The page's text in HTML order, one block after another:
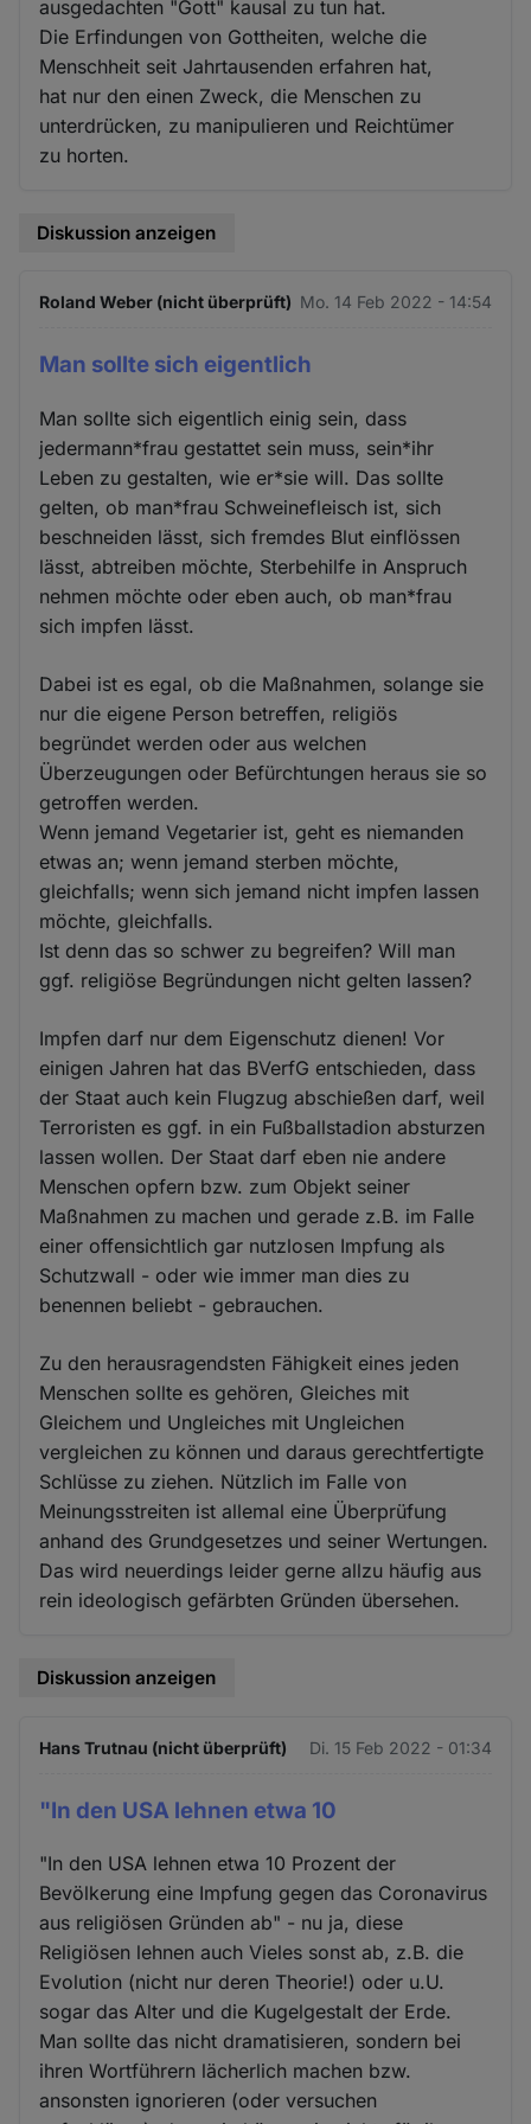
ausgedachten "Gott" kausal zu tun hat.
Die Erfindungen von Gottheiten, welche die
Menschheit seit Jahrtausenden erfahren hat,
hat nur den einen Zweck, die Menschen zu
unterdrücken, zu manipulieren und Reichtümer
zu horten.
Diskussion anzeigen
Roland Weber (nicht überprüft) Mo. 14 Feb 2022 - 14:54
Man sollte sich eigentlich
Man sollte sich eigentlich einig sein, dass
jedermann*frau gestattet sein muss, sein*ihr
Leben zu gestalten, wie er*sie will. Das sollte
gelten, ob man*frau Schweinefleisch ist, sich
beschneiden lässt, sich fremdes Blut einflössen
lässt, abtreiben möchte, Sterbehilfe in Anspruch
nehmen möchte oder eben auch, ob man*frau
sich impfen lässt.
Dabei ist es egal, ob die Maßnahmen, solange sie
nur die eigene Person betreffen, religiös
begründet werden oder aus welchen
Überzeugungen oder Befürchtungen heraus sie so
getroffen werden.
Wenn jemand Vegetarier ist, geht es niemanden
etwas an; wenn jemand sterben möchte,
gleichfalls; wenn sich jemand nicht impfen lassen
möchte, gleichfalls.
Ist denn das so schwer zu begreifen? Will man
ggf. religiöse Begründungen nicht gelten lassen?
Impfen darf nur dem Eigenschutz dienen! Vor
einigen Jahren hat das BVerfG entschieden, dass
der Staat auch kein Flugzug abschießen darf, weil
Terroristen es ggf. in ein Fußballstadion absturzen
lassen wollen. Der Staat darf eben nie andere
Menschen opfern bzw. zum Objekt seiner
Maßnahmen zu machen und gerade z.B. im Falle
einer offensichtlich gar nutzlosen Impfung als
Schutzwall - oder wie immer man dies zu
benennen beliebt - gebrauchen.
Zu den herausragendsten Fähigkeit eines jeden
Menschen sollte es gehören, Gleiches mit
Gleichem und Ungleiches mit Ungleichen
vergleichen zu können und daraus gerechtfertigte
Schlüsse zu ziehen. Nützlich im Falle von
Meinungsstreiten ist allemal eine Überprüfung
anhand des Grundgesetzes und seiner Wertungen.
Das wird neuerdings leider gerne allzu häufig aus
rein ideologisch gefärbten Gründen übersehen.
Diskussion anzeigen
Hans Trutnau (nicht überprüft) Di. 15 Feb 2022 - 01:34
"In den USA lehnen etwa 10
"In den USA lehnen etwa 10 Prozent der
Bevölkerung eine Impfung gegen das Coronavirus
aus religiösen Gründen ab" - nu ja, diese
Religiösen lehnen auch Vieles sonst ab, z.B. die
Evolution (nicht nur deren Theorie!) oder u.U.
sogar das Alter und die Kugelgestalt der Erde.
Man sollte das nicht dramatisieren, sondern bei
ihren Wortführern lächerlich machen bzw.
ansonsten ignorieren (oder versuchen